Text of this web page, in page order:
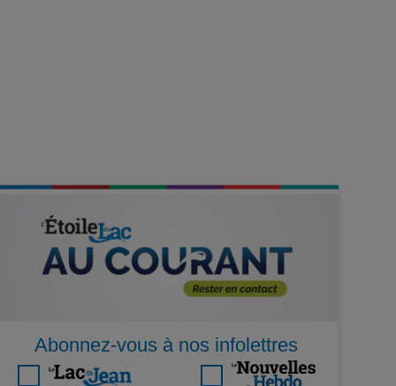
Abonnez-vous à nos infolettres